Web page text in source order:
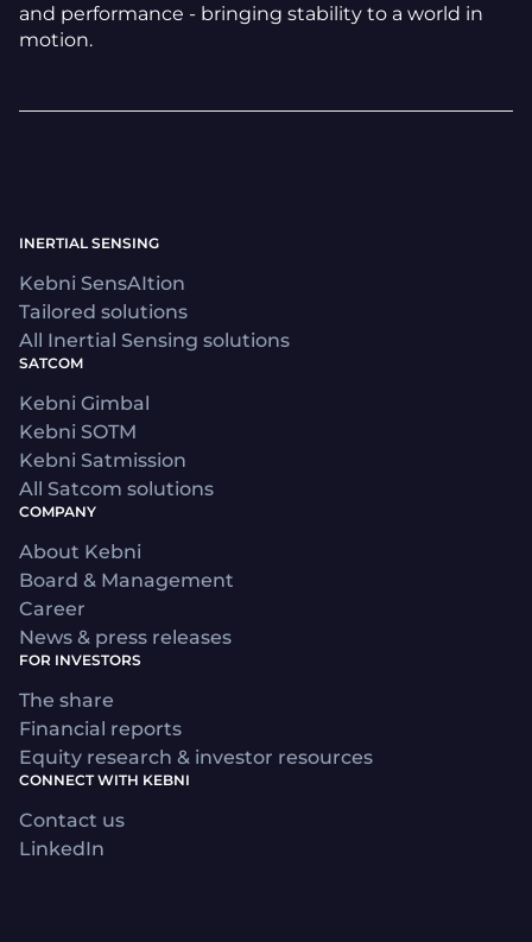
and performance - bringing stability to a world in
motion.
INERTIAL SENSING
Kebni SensAItion
Tailored solutions
All Inertial Sensing solutions
SATCOM
Kebni Gimbal
Kebni SOTM
Kebni Satmission
All Satcom solutions
COMPANY
About Kebni
Board & Management
Career
News & press releases
FOR INVESTORS
The share
Financial reports
Equity research & investor resources
CONNECT WITH KEBNI
Contact us
LinkedIn